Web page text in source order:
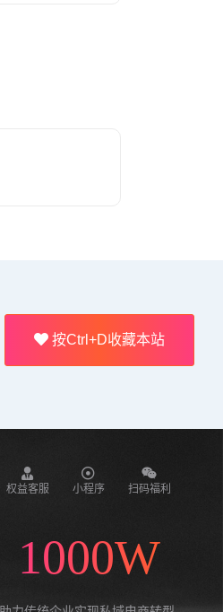
按Ctrl+D收藏本站
权益客服 小程序 扫码福利
1000W